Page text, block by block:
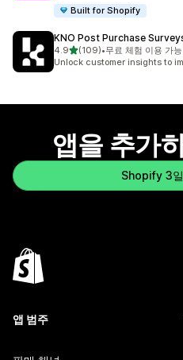
Built for Shopify
KNO Post Purchase
4.9별 5개 중
(109)
총 리뷰 109개
•무료 체험 이용 가능
Unlock customer insights to
앱을 추가
Shopify 3
앱 범주